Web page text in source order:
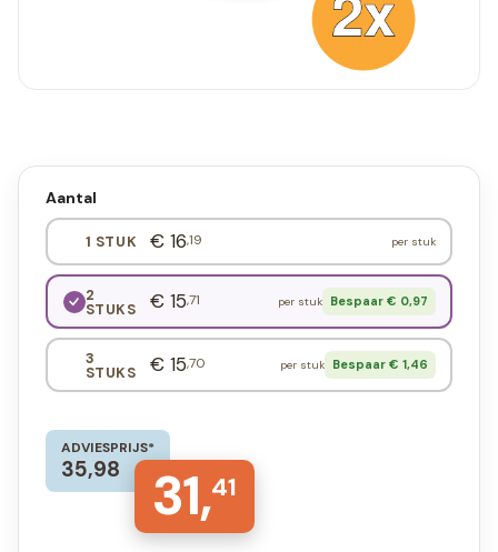
Aantal
1 STUK € 16,19 per stuk
2
STUKS € 15,71 per stuk Bespaar € 0,97
3
STUKS € 15,70 per stuk Bespaar € 1,46
ADVIESPRIJS*
35,98 31,41